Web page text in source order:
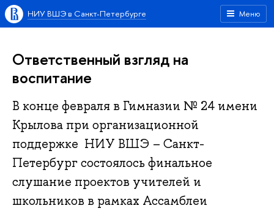
Меню
НИУ ВШЭ в Санкт-Петербурге
Ответственный взгляд на
воспитание
В конце февраля в Гимназии № 24 имени
Крылова при организационной
поддержке НИУ ВШЭ – Санкт-
Петербург состоялось финальное
слушание проектов учителей и
школьников в рамках Ассамблеи